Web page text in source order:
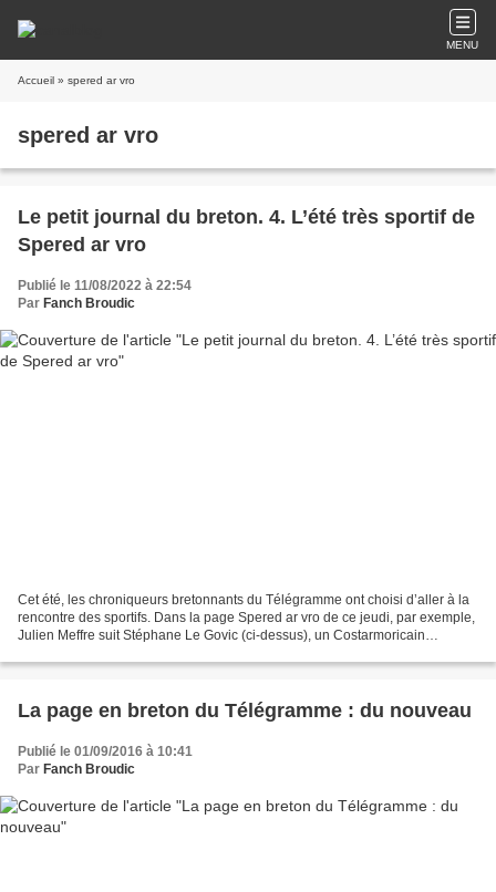
MENU
Accueil » spered ar vro
spered ar vro
Le petit journal du breton. 4. L’été très sportif de
Spered ar vro
Publié le 11/08/2022 à 22:54
Par Fanch Broudic
Cet été, les chroniqueurs bretonnants du Télégramme ont choisi d’aller à la
rencontre des sportifs. Dans la page Spered ar vro de ce jeudi, par exemple,
Julien Meffre suit Stéphane Le Govic (ci-dessus), un Costarmoricain
La page en breton du Télégramme : du nouveau
Publié le 01/09/2016 à 10:41
Par Fanch Broudic